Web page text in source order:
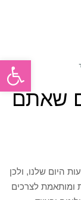
שאתם
היום שלנו, ולכן
ומותאמת לצרכים
פתח